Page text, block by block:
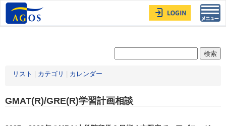
リスト カテゴリ カレンダー
GMAT(R)/GRE(R)学習計画相談